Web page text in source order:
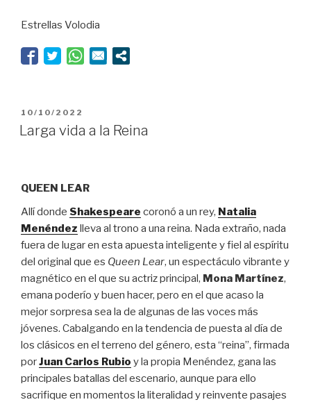
Estrellas Volodia
PUBLICADO
EL
10/10/2022
Larga vida a la Reina
QUEEN LEAR
Allí donde Shakespeare coronó a un rey, Natalia
Menéndez lleva al trono a una reina. Nada extraño, nada
fuera de lugar en esta apuesta inteligente y fiel al espíritu
del original que es Queen Lear, un espectáculo vibrante y
magnético en el que su actriz principal, Mona Martínez,
emana poderío y buen hacer, pero en el que acaso la
mejor sorpresa sea la de algunas de las voces más
jóvenes. Cabalgando en la tendencia de puesta al día de
los clásicos en el terreno del género, esta “reina”, firmada
porJuan Carlos Rubio y la propia Menéndez, gana las
principales batallas del escenario, aunque para ello
sacrifique en momentos la literalidad y reinvente pasajes